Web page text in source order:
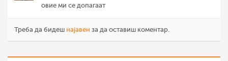
овие ми се допагаат
Треба да бидеш најавен за да оставиш коментар.